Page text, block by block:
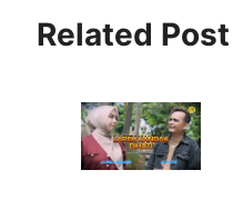
Related Post